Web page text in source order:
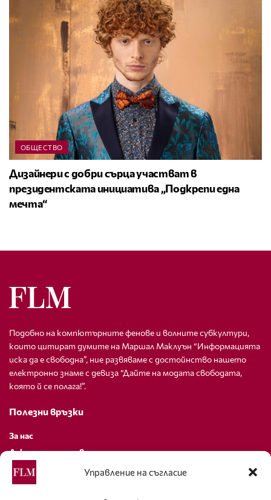
Управление на съгласие
ОБЩЕСТВО
Дизайнери с добри сърца участват в
президентската инициатива „Подкрепи една
мечта“
Подобно на компютърните фенове и волните субкултури,
които цитират думите на Маршал Маклуън “Информацията
иска да е свободна”, ние развяваме с достойнство нашето
електронно знаме с девиза “Дайте на модата свободата,
която й се полага!”.
Полезни връзки
За нас
Декларация за поверителност
Политика за бисквитки